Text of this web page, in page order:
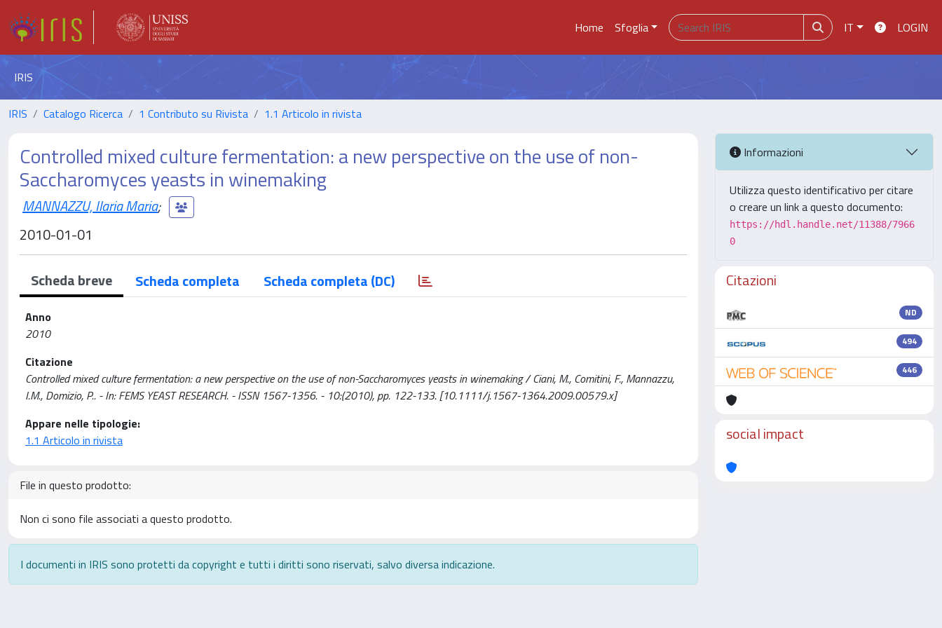
Home Sfoglia IT LOGIN
IRIS
IRIS Catalogo Ricerca 1 Contributo su Rivista 1.1 Articolo in rivista
Controlled mixed culture fermentation: a new perspective on the use of non-
Saccharomyces yeasts in winemaking
MANNAZZU, Ilaria Maria;
2010-01-01
Scheda breve Scheda completa Scheda completa (DC)
Anno
2010
Citazione
Controlled mixed culture fermentation: a new perspective on the use of non-Saccharomyces yeasts in winemaking / Ciani, M., Comitini, F., Mannazzu,
I.M., Domizio, P.. - In: FEMS YEAST RESEARCH. - ISSN 1567-1356. - 10:(2010), pp. 122-133. [10.1111/j.1567-1364.2009.00579.x]
Appare nelle tipologie:
1.1 Articolo in rivista
File in questo prodotto:
Non ci sono file associati a questo prodotto.
I documenti in IRIS sono protetti da copyright e tutti i diritti sono riservati, salvo diversa indicazione.
Informazioni
Utilizza questo identificativo per citare
o creare un link a questo documento:
https://hdl.handle.net/11388/7966
0
Citazioni
ND
494
446
social impact